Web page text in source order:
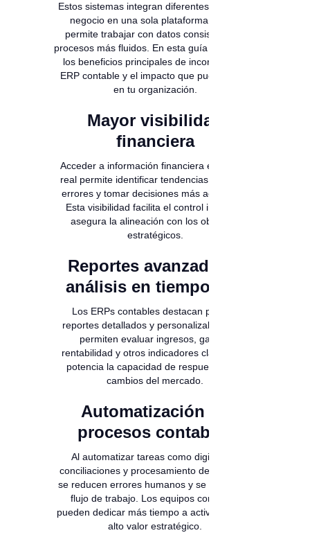
Estos sistemas integran diferentes áreas del
negocio en una sola plataforma, lo que
permite trabajar con datos consistentes y
procesos más fluidos. En esta guía conocerás
los beneficios principales de incorporar un
ERP contable y el impacto que puede tener
en tu organización.
Mayor visibilidad
financiera
Acceder a información financiera en tiempo
real permite identificar tendencias, detectar
errores y tomar decisiones más acertadas.
Esta visibilidad facilita el control interno y
asegura la alineación con los objetivos
estratégicos.
Reportes avanzados y
análisis en tiempo real
Los ERPs contables destacan por sus
reportes detallados y personalizables, que
permiten evaluar ingresos, gastos,
rentabilidad y otros indicadores clave. Esto
potencia la capacidad de respuesta ante
cambios del mercado.
Automatización de
procesos contables
Al automatizar tareas como digitación,
conciliaciones y procesamiento de facturas,
se reducen errores humanos y se acelera el
flujo de trabajo. Los equipos contables
pueden dedicar más tiempo a actividades de
alto valor estratégico.